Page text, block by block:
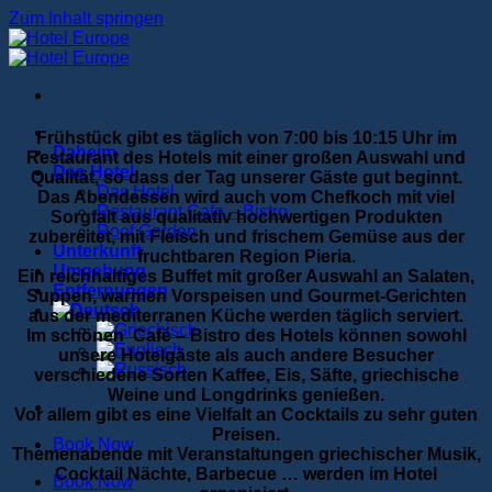
Zum Inhalt springen
Daheim
Das Hotel
Das Hotel
Restaurant Cafe – Bistro
Roof Garden
Unterkunft
Umgebung
Entfernungen
Book Now
Book Now
Frühstück gibt es täglich von 7:00 bis 10:15 Uhr im
Restaurant des Hotels mit einer großen Auswahl und
Qualität, so dass der Tag unserer Gäste gut beginnt.
Das Abendessen wird auch vom Chefkoch mit viel
Sorgfalt aus qualitativ hochwertigen Produkten
zubereitet, mit Fleisch und frischem Gemüse aus der
fruchtbaren Region Pieria.
Ein reichhaltiges Buffet mit großer Auswahl an Salaten,
Suppen, warmen Vorspeisen und Gourmet-Gerichten
aus der mediterranen Küche werden täglich serviert.
Im schönen Café – Bistro des Hotels können sowohl
unsere Hotelgäste als auch andere Besucher
verschiedene Sorten Kaffee, Eis, Säfte, griechische
Weine und Longdrinks genießen.
Vor allem gibt es eine Vielfalt an Cocktails zu sehr guten
Preisen.
Themenabende mit Veranstaltungen griechischer Musik,
Cocktail Nächte, Barbecue … werden im Hotel